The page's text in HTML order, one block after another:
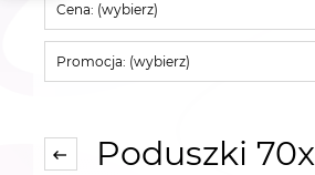
Cena: (wybierz)
Promocja: (wybierz)
Poduszki